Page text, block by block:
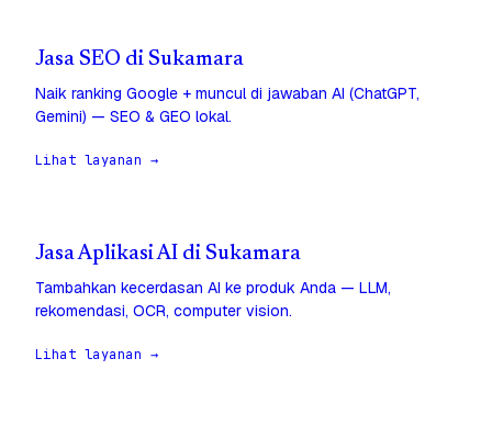
Jasa SEO di Sukamara
Naik ranking Google + muncul di jawaban AI (ChatGPT,
Gemini) — SEO & GEO lokal.
Lihat layanan →
Jasa Aplikasi AI di Sukamara
Tambahkan kecerdasan AI ke produk Anda — LLM,
rekomendasi, OCR, computer vision.
Lihat layanan →